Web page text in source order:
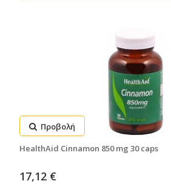
Προβολή
HealthAid Cinnamon 850 mg 30 caps
17,12 €